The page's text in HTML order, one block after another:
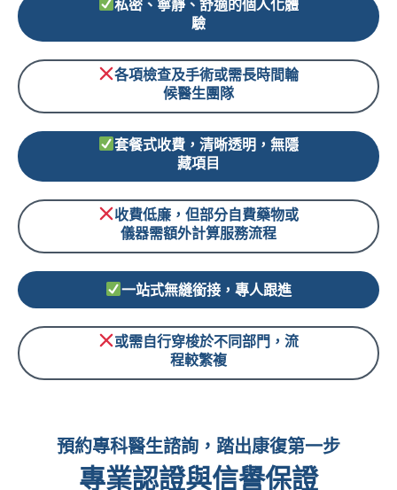
私密、寧靜、舒適的個人化體
驗
各項檢查及手術或需長時間輪
候醫生團隊
套餐式收費，清晰透明，無隱
藏項目
收費低廉，但部分自費藥物或
儀器需額外計算服務流程
一站式無縫銜接，專人跟進
或需自行穿梭於不同部門，流
程較繁複
預約專科醫生諮詢，踏出康復第一步
專業認證與信譽保證